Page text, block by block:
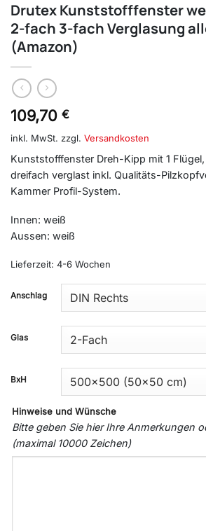
Drutex Kunststofffenster
2-fach 3-fach Verglasung
(Amazon)
109,70 €
inkl. MwSt. zzgl. Versandkosten
Kunststofffenster Dreh-Kipp mit 1
dreifach verglast inkl. Qualitäts-
Kammer Profil-System.
Innen: weiß
Aussen: weiß
Lieferzeit: 4-6 Wochen
Anschlag
Glas
BxH
Hinweise und Wünsche
Bitte geben Sie hier Ihre Anmerkungen
(maximal 10000 Zeichen)